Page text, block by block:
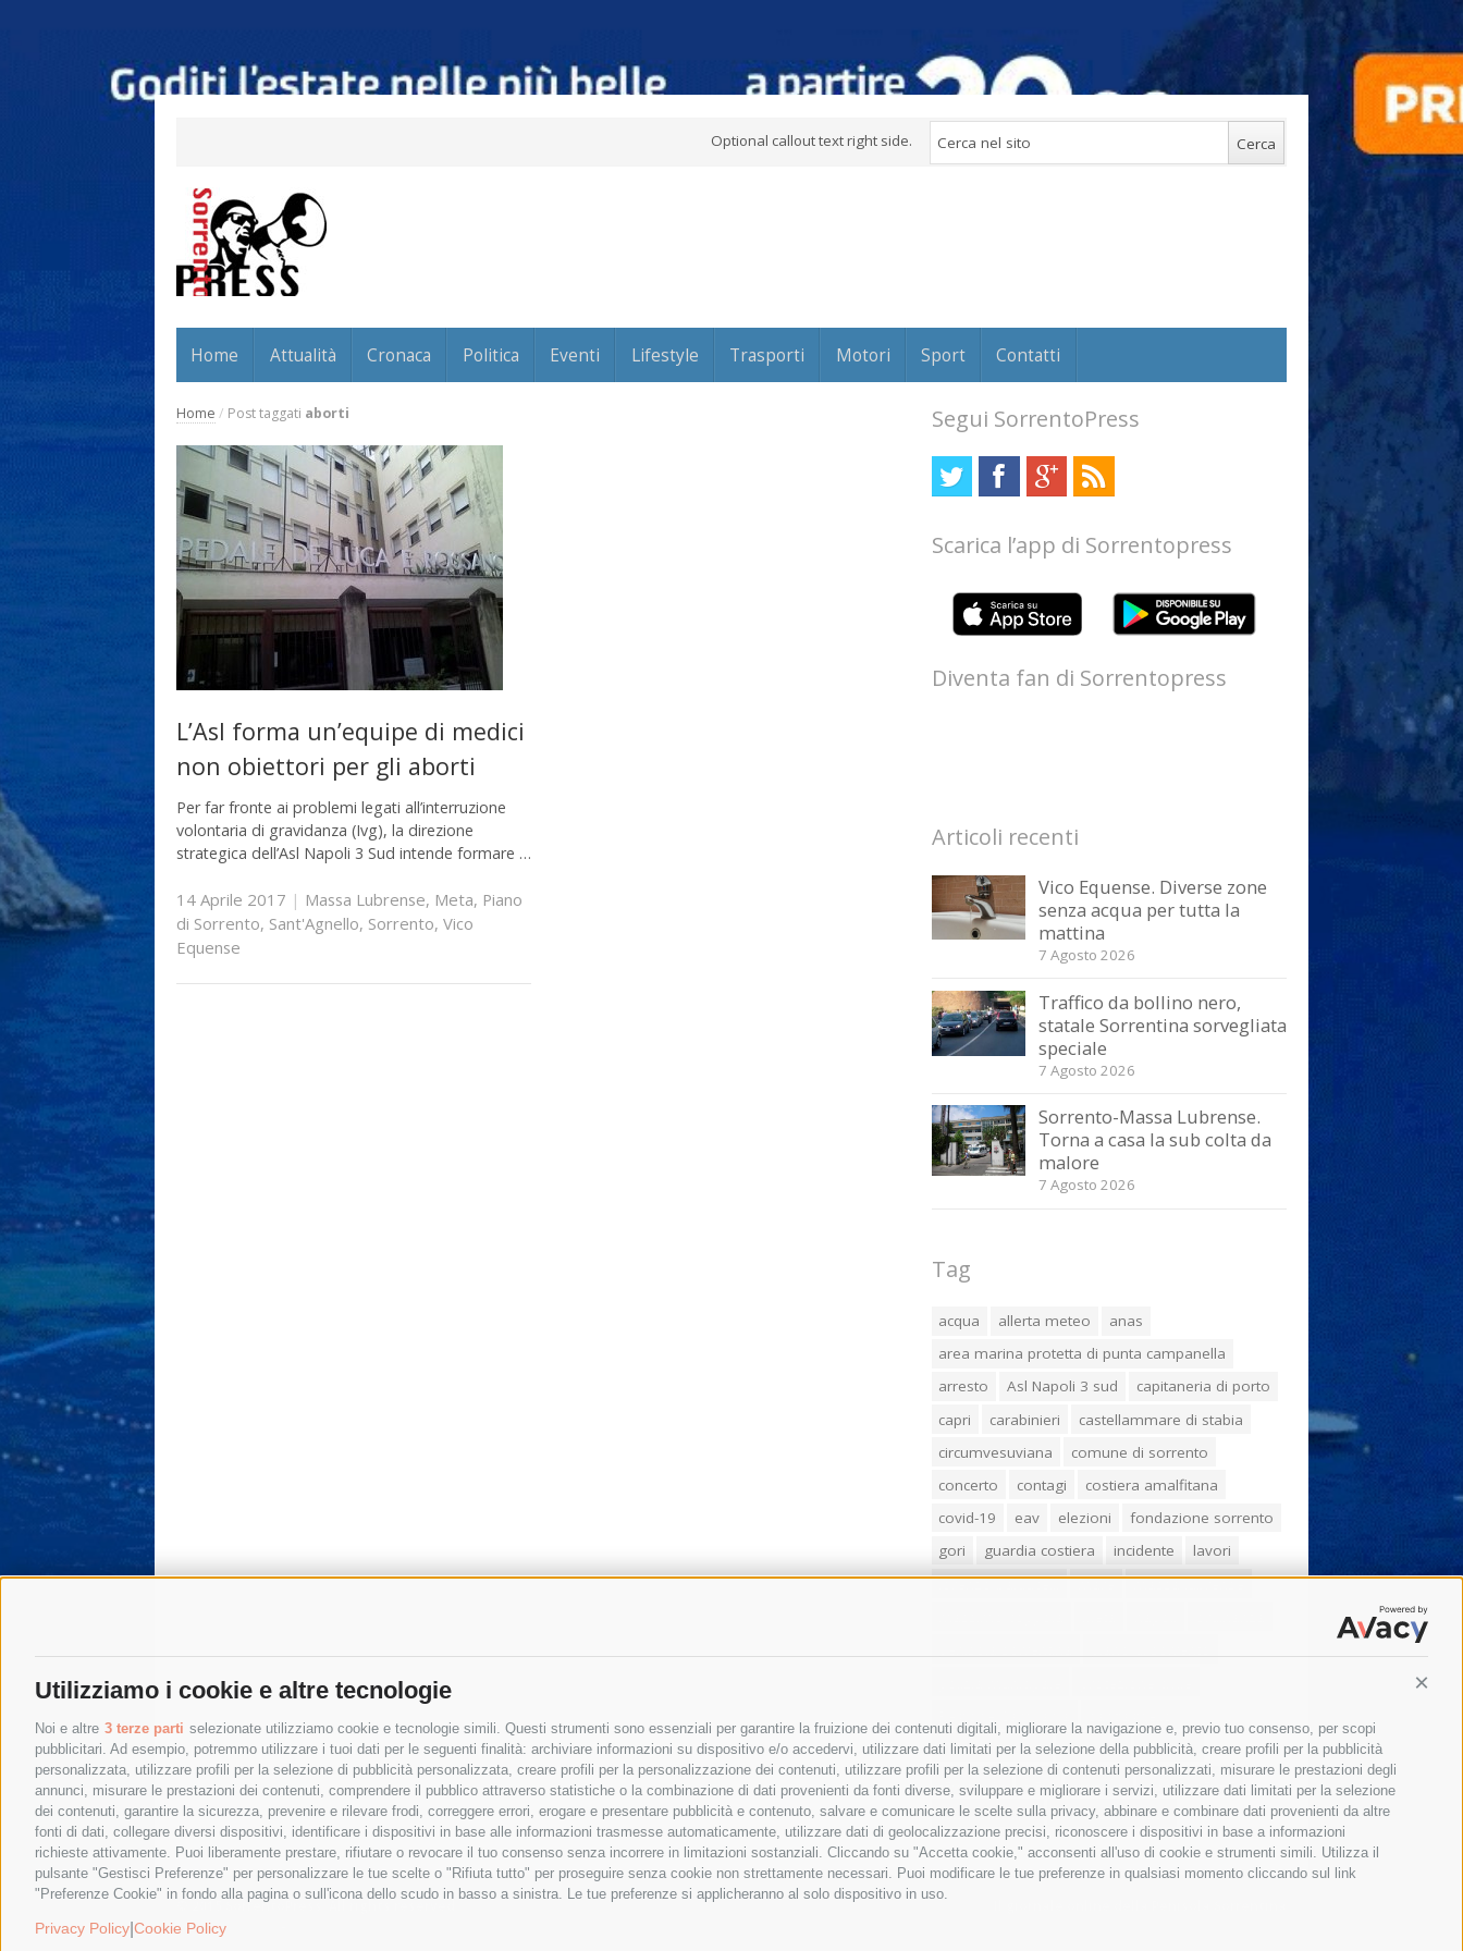
Utilizziamo i cookie e altre tecnologie
Noi e altre 3 terze parti selezionate utilizziamo cookie e tecnologie simili. Questi strumenti sono essenziali per garantire la fruizione dei contenuti digitali, migliorare la navigazione e, previo tuo consenso, per scopi
pubblicitari. Ad esempio, potremmo utilizzare i tuoi dati per le seguenti finalità: archiviare informazioni su dispositivo e/o accedervi, utilizzare dati limitati per la selezione della pubblicità, creare profili per la pubblicità
personalizzata, utilizzare profili per la selezione di pubblicità personalizzata, creare profili per la personalizzazione dei contenuti, utilizzare profili per la selezione di contenuti personalizzati, misurare le prestazioni degli
annunci, misurare le prestazioni dei contenuti, comprendere il pubblico attraverso statistiche o la combinazione di dati provenienti da fonti diverse, sviluppare e migliorare i servizi, utilizzare dati limitati per la selezione
dei contenuti, garantire la sicurezza, prevenire e rilevare frodi, correggere errori, erogare e presentare pubblicità e contenuto, salvare e comunicare le scelte sulla privacy, abbinare e combinare dati provenienti da altre
fonti di dati, collegare diversi dispositivi, identificare i dispositivi in base alle informazioni trasmesse automaticamente, utilizzare dati di geolocalizzazione precisi, riconoscere i dispositivi in base a informazioni
richieste attivamente. Puoi liberamente prestare, rifiutare o revocare il tuo consenso senza incorrere in limitazioni sostanziali. Cliccando su "Accetta cookie," acconsenti all'uso di cookie e strumenti simili. Utilizza il
pulsante "Gestisci Preferenze" per personalizzare le tue scelte o "Rifiuta tutto" per proseguire senza cookie non strettamente necessari. Puoi modificare le tue preferenze in qualsiasi momento cliccando sul link
"Preferenze Cookie" in fondo alla pagina o sull'icona dello scudo in basso a sinistra. Le tue preferenze si applicheranno al solo dispositivo in uso.
Privacy Policy Cookie Policy
Optional callout text right side.
Home Attualità Cronaca Politica Eventi Lifestyle Trasporti Motori Sport Contatti
Home / Post taggati aborti
L’Asl forma un’equipe di medici
non obiettori per gli aborti
Per far fronte ai problemi legati all’interruzione
volontaria di gravidanza (Ivg), la direzione
strategica dell’Asl Napoli 3 Sud intende formare …
14 Aprile 2017 | Massa Lubrense, Meta, Piano
di Sorrento, Sant'Agnello, Sorrento, Vico
Equense
Segui SorrentoPress
Scarica l’app di Sorrentopress
Diventa fan di Sorrentopress
Articoli recenti
Vico Equense. Diverse zone
senza acqua per tutta la
mattina
7 Agosto 2026
Traffico da bollino nero,
statale Sorrentina sorvegliata
speciale
7 Agosto 2026
Sorrento-Massa Lubrense.
Torna a casa la sub colta da
malore
7 Agosto 2026
Tag
acqua allerta meteo
anas
area marina protetta di punta campanella
arresto
Asl Napoli 3 sud
capitaneria di porto
capri
carabinieri
castellammare di stabia
circumvesuviana
comune di sorrento
concerto
contagi
costiera amalfitana
covid-19
eav elezioni
fondazione sorrento
gori
guardia costiera incidente
lavori
lorenzo balducelli
mare
massa lubrense
sindaco cuomo
sorrento
studenti
temporali
treni turismo
Vico Equense
villa fiorentino
vincenzo de luca
© 2015 SorrentoPress. All rights reserved.
Privacy policy